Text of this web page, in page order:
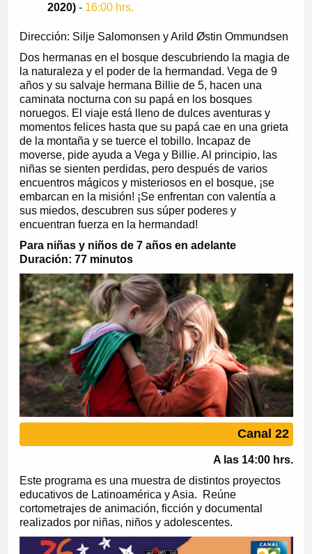
2020)- 16:00 hrs.
Dirección: Silje Salomonsen y Arild Østin Ommundsen
Dos hermanas en el bosque descubriendo la magia de
la naturaleza y el poder de la hermandad. Vega de 9
años y su salvaje hermana Billie de 5, hacen una
caminata nocturna con su papá en los bosques
noruegos. El viaje está lleno de dulces aventuras y
momentos felices hasta que su papá cae en una grieta
de la montaña y se tuerce el tobillo. Incapaz de
moverse, pide ayuda a Vega y Billie. Al principio, las
niñas se sienten perdidas, pero después de varios
encuentros mágicos y misteriosos en el bosque, ¡se
embarcan en la misión! ¡Se enfrentan con valentía a
sus miedos, descubren sus súper poderes y
encuentran fuerza en la hermandad!
Para niñas y niños de 7 años en adelante
Duración: 77 minutos
Canal 22
A las 14:00 hrs.
Este programa es una muestra de distintos proyectos
educativos de Latinoamérica y Asia. Reúne
cortometrajes de animación, ficción y documental
realizados por niñas, niños y adolescentes.